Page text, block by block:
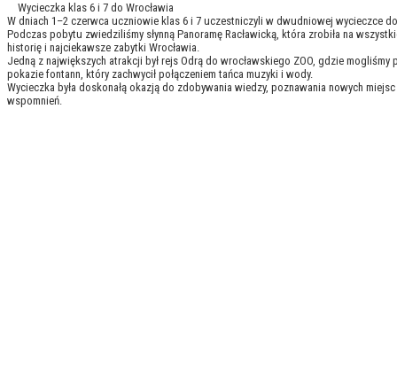
Wycieczka klas 6 i 7 do Wrocławia
W dniach 1–2 czerwca uczniowie klas 6 i 7 uczestniczyli w dwudniowej wycieczce
Podczas pobytu zwiedziliśmy słynną Panoramę Racławicką, która zrobiła na
historię i najciekawsze zabytki Wrocławia.
Jedną z największych atrakcji był rejs Odrą do wrocławskiego ZOO, gdzie
pokazie fontann, który zachwycił połączeniem tańca muzyki i wody.
Wycieczka była doskonałą okazją do zdobywania wiedzy, poznawania nowych
wspomnień.